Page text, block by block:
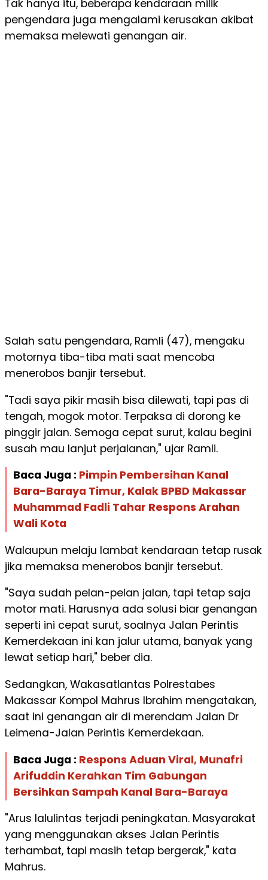
Tak hanya itu, beberapa kendaraan milik
pengendara juga mengalami kerusakan akibat
memaksa melewati genangan air.
Salah satu pengendara, Ramli (47), mengaku
motornya tiba-tiba mati saat mencoba
menerobos banjir tersebut.
"Tadi saya pikir masih bisa dilewati, tapi pas di
tengah, mogok motor. Terpaksa di dorong ke
pinggir jalan. Semoga cepat surut, kalau begini
susah mau lanjut perjalanan," ujar Ramli.
Baca Juga : Pimpin Pembersihan Kanal
Bara-Baraya Timur, Kalak BPBD Makassar
Muhammad Fadli Tahar Respons Arahan
Wali Kota
Walaupun melaju lambat kendaraan tetap rusak
jika memaksa menerobos banjir tersebut.
"Saya sudah pelan-pelan jalan, tapi tetap saja
motor mati. Harusnya ada solusi biar genangan
seperti ini cepat surut, soalnya Jalan Perintis
Kemerdekaan ini kan jalur utama, banyak yang
lewat setiap hari," beber dia.
Sedangkan, Wakasatlantas Polrestabes
Makassar Kompol Mahrus Ibrahim mengatakan,
saat ini genangan air di merendam Jalan Dr
Leimena-Jalan Perintis Kemerdekaan.
Baca Juga : Respons Aduan Viral, Munafri
Arifuddin Kerahkan Tim Gabungan
Bersihkan Sampah Kanal Bara-Baraya
"Arus lalulintas terjadi peningkatan. Masyarakat
yang menggunakan akses Jalan Perintis
terhambat, tapi masih tetap bergerak," kata
Mahrus.